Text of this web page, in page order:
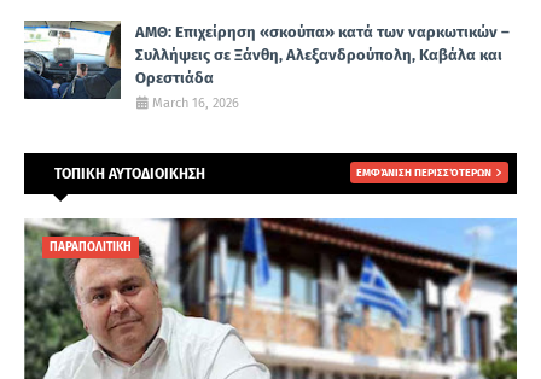
ΑΜΘ: Επιχείρηση «σκούπα» κατά των ναρκωτικών –
Συλλήψεις σε Ξάνθη, Αλεξανδρούπολη, Καβάλα και
Ορεστιάδα
March 16, 2026
ΤΟΠΙΚΗ ΑΥΤΟΔΙΟΙΚΗΣΗ ΕΜΦΆΝΙΣΗ ΠΕΡΙΣΣΌΤΕΡΩΝ
ΠΑΡΑΠΟΛΙΤΙΚΗ